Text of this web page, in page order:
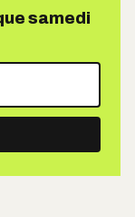
samedi